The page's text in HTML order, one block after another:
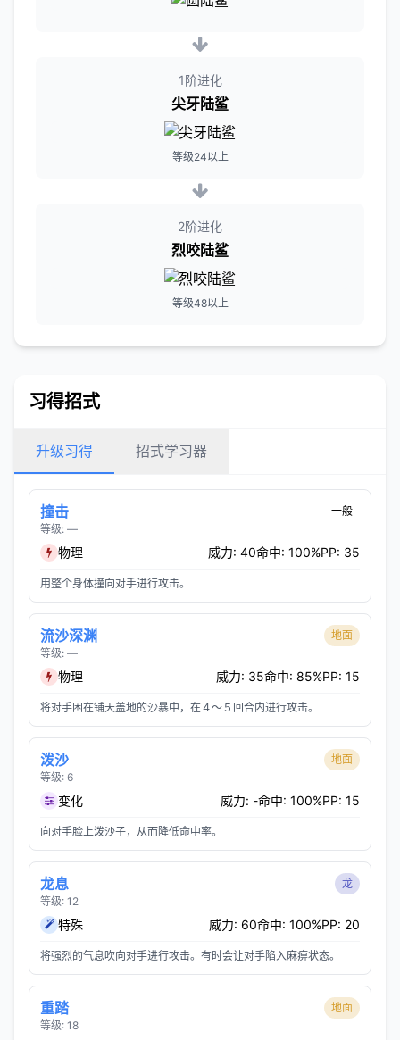
1阶进化
尖牙陆鲨
等级24以上
2阶进化
烈咬陆鲨
等级48以上
习得招式
升级习得 招式学习器
撞击
等级: —
一般
物理 威力: 40命中: 100%PP: 35
用整个身体撞向对手进行攻击。
流沙深渊
等级: —
地面
物理 威力: 35命中: 85%PP: 15
将对手困在铺天盖地的沙暴中，在４～５回合内进行攻击。
泼沙
等级: 6
地面
变化 威力: -命中: 100%PP: 15
向对手脸上泼沙子，从而降低命中率。
龙息
等级: 12
龙
特殊 威力: 60命中: 100%PP: 20
将强烈的气息吹向对手进行攻击。有时会让对手陷入麻痹状态。
重踏
等级: 18
地面